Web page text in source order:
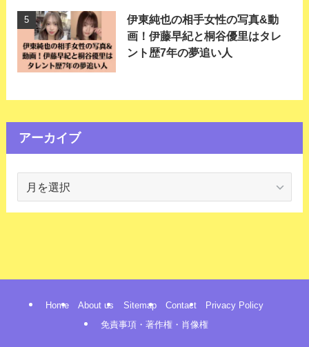
伊東純也の相手女性の写真&動
画！伊藤早紀と桐谷優里はタレ
ント歴7年の夢追い人
アーカイブ
カ
Home About us Sitemap Contact
Privacy Policy
免責事項・著作権・肖像権